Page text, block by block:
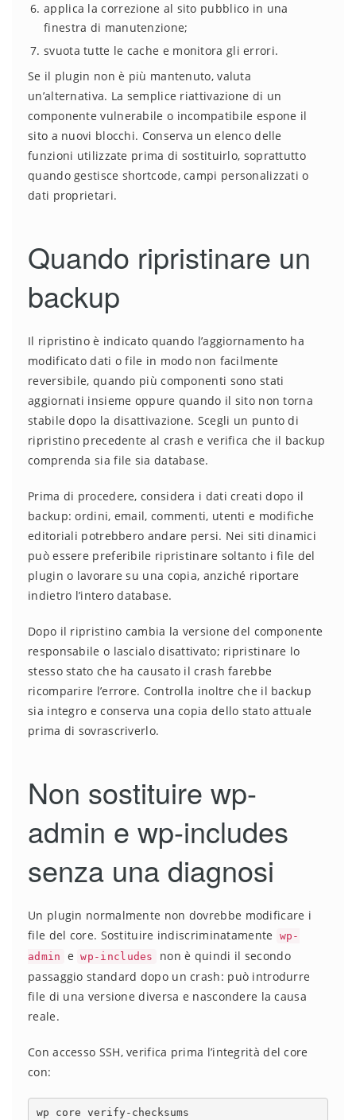
applica la correzione al sito pubblico in una
finestra di manutenzione;
svuota tutte le cache e monitora gli errori.
Se il plugin non è più mantenuto, valuta
un’alternativa. La semplice riattivazione di un
componente vulnerabile o incompatibile espone il
sito a nuovi blocchi. Conserva un elenco delle
funzioni utilizzate prima di sostituirlo, soprattutto
quando gestisce shortcode, campi personalizzati o
dati proprietari.
Quando ripristinare un
backup
Il ripristino è indicato quando l’aggiornamento ha
modificato dati o file in modo non facilmente
reversibile, quando più componenti sono stati
aggiornati insieme oppure quando il sito non torna
stabile dopo la disattivazione. Scegli un punto di
ripristino precedente al crash e verifica che il backup
comprenda sia file sia database.
Prima di procedere, considera i dati creati dopo il
backup: ordini, email, commenti, utenti e modifiche
editoriali potrebbero andare persi. Nei siti dinamici
può essere preferibile ripristinare soltanto i file del
plugin o lavorare su una copia, anziché riportare
indietro l’intero database.
Dopo il ripristino cambia la versione del componente
responsabile o lascialo disattivato; ripristinare lo
stesso stato che ha causato il crash farebbe
ricomparire l’errore. Controlla inoltre che il backup
sia integro e conserva una copia dello stato attuale
prima di sovrascriverlo.
Non sostituire wp-
admin e wp-includes
senza una diagnosi
Un plugin normalmente non dovrebbe modificare i
file del core. Sostituire indiscriminatamente
wp-
admin
e wp-includes
non è quindi il secondo
passaggio standard dopo un crash: può introdurre
file di una versione diversa e nascondere la causa
reale.
Con accesso SSH, verifica prima l’integrità del core
con:
wp core verify-checksums